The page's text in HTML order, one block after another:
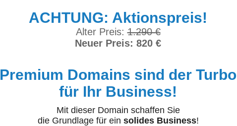
ACHTUNG: Aktionspreis!
Alter Preis:1.290 €
Neuer Preis: 820 €
Premium Domains sind der Turbo
für Ihr Business!
Mit dieser Domain schaffen Sie
die Grundlage für ein solides Business!